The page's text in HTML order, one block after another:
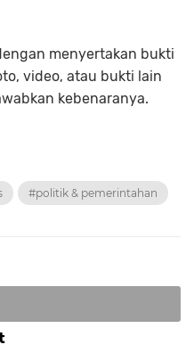
menyertakan bukti
video, atau bukti lain
kebenaranya.
#politik & pemerintahan